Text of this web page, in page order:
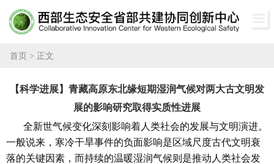
首页 > 正文
【科学进展】青藏高原东北缘短期湿润气候对两大古文明发
展的影响研究取得实质性进展
全新世气候变化深刻影响着人类社会的发展与文明演进。
一般说来，寒冷干旱事件的负面影响是区域尺度古代文明衰
落的关键因素，而持续的温暖湿润气候则是推动人类社会发